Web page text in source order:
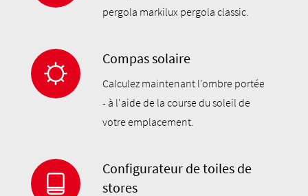
pergola markilux pergola classic.
Compas solaire
Calculez maintenant l'ombre portée
- à l'aide de la course du soleil de
votre emplacement.
Configurateur de toiles de
stores